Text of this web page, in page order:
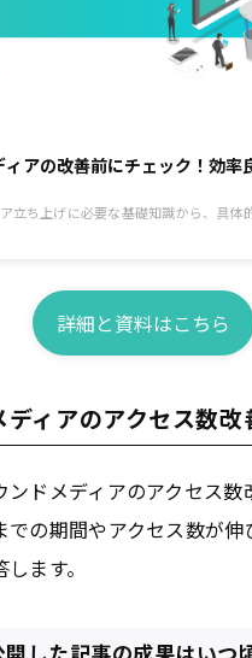
アの改善前にチェック！効率
立ち上げに必要な基礎知識から、具体
詳細と資料はこちら
ディアのアクセス数改
ンドメディアのアクセス数
での期間やアクセス数が
ます。